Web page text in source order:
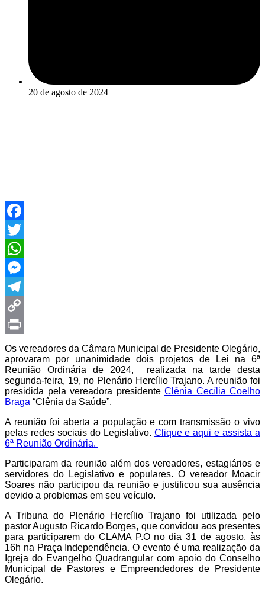
20 de agosto de 2024
Facebook
Twitter
WhatsApp
Messenger
Telegram
Copy
Link
Print
Os vereadores da Câmara Municipal de Presidente Olegário,
aprovaram por unanimidade dois projetos de Lei na 6ª
Reunião Ordinária de 2024, realizada na tarde desta
segunda-feira, 19, no Plenário Hercílio Trajano. A reunião foi
presidida pela vereadora presidente Clênia Cecília Coelho
Braga “Clênia da Saúde”.
A reunião foi aberta a população e com transmissão o vivo
pelas redes sociais do Legislativo. Clique e aqui e assista a
6ª Reunião Ordinária.
Participaram da reunião além dos vereadores, estagiários e
servidores do Legislativo e populares. O vereador Moacir
Soares não participou da reunião e justificou sua ausência
devido a problemas em seu veículo.
A Tribuna do Plenário Hercílio Trajano foi utilizada pelo
pastor Augusto Ricardo Borges, que convidou aos presentes
para participarem do CLAMA P.O no dia 31 de agosto, às
16h na Praça Independência. O evento é uma realização da
Igreja do Evangelho Quadrangular com apoio do Conselho
Municipal de Pastores e Empreendedores de Presidente
Olegário.